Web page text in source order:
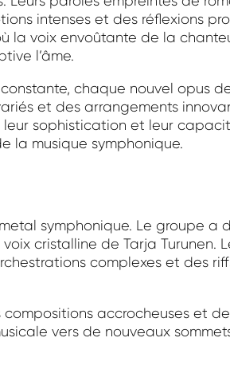
intenses et des réflexions
la voix envoûtante de la
l’âme.
chaque nouvel opus
et des arrangements
leur sophistication et leur
la musique symphonique.
symphonique. Le groupe a
cristalline de Tarja Turunen.
complexes et des
compositions accrocheuses et
vers de nouveaux